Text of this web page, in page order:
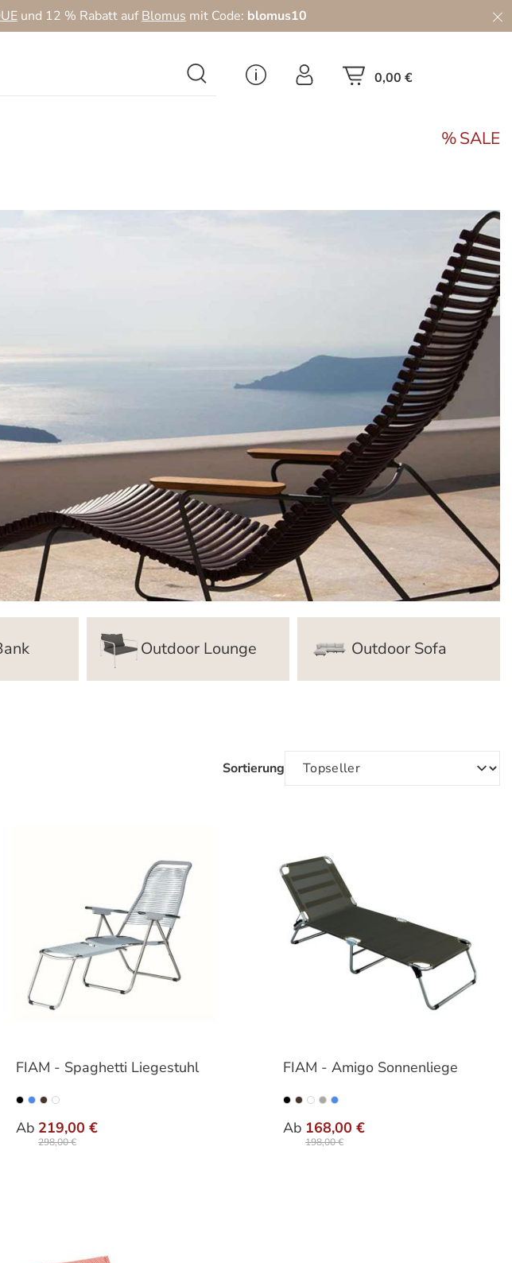
und 12 % Rabatt aufBlomus mit Code: blomus10
0,00 €
SALE
Outdoor Lounge Outdoor Sofa
Sortierung
FIAM - Spaghetti Liegestuhl
Ab 219,00 €
298,00 €
FIAM - Amigo Sonnenliege
Ab 168,00 €
198,00 €